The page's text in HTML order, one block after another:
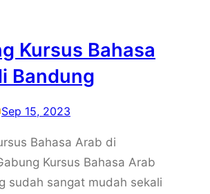
Kursus Bahasa
Bandung
Sep 15, 2023
Bahasa Arab di
Kursus Bahasa Arab
sudah sangat mudah sekali